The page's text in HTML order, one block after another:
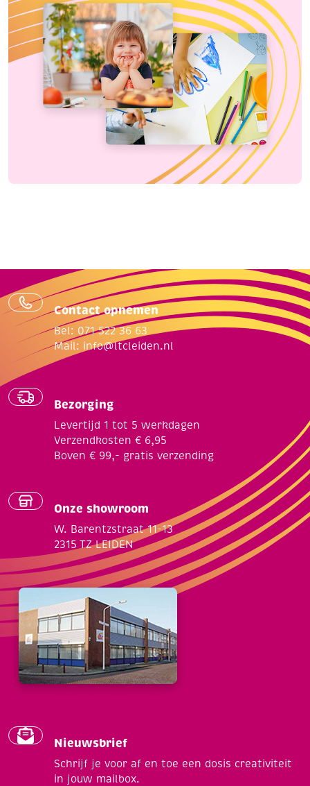
Contact opnemen
Bel: 071 522 36 63
Mail: info@ltcleiden.nl
Bezorging
Levertijd 1 tot 5 werkdagen
Verzendkosten € 6,95
Boven € 99,- gratis verzending
Onze showroom
W. Barentzstraat 11-13
2315 TZ LEIDEN
Nieuwsbrief
Schrijf je voor af en toe een dosis creativiteit
in jouw mailbox.